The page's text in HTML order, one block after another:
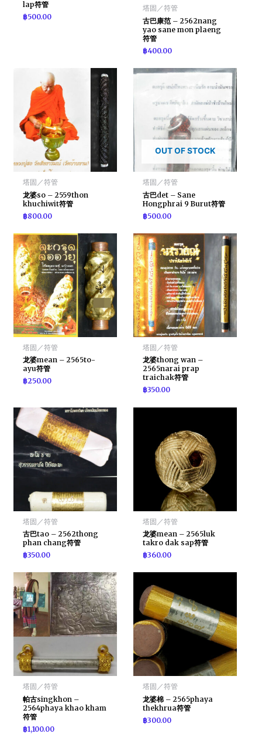
lap符管
฿500.00
塔固／符管
古巴康范 – 2562nang
yao sane mon plaeng
符管
฿400.00
塔固／符管
龙婆so – 2559thon
khuchiwit符管
฿800.00
OUT OF STOCK
塔固／符管
古巴det – Sane
Hongphrai 9 Burut符管
฿500.00
塔固／符管
龙婆mean – 2565to-
ayu符管
฿250.00
塔固／符管
龙婆thong wan –
2565narai prap
traichak符管
฿350.00
塔固／符管
古巴tao – 2562thong
phan chang符管
฿350.00
塔固／符管
龙婆mean – 2565luk
takro dak sap符管
฿360.00
塔固／符管
帕古singkhon –
2564phaya khao kham
符管
฿1,100.00
塔固／符管
龙婆棉 – 2565phaya
thekhrua符管
฿300.00